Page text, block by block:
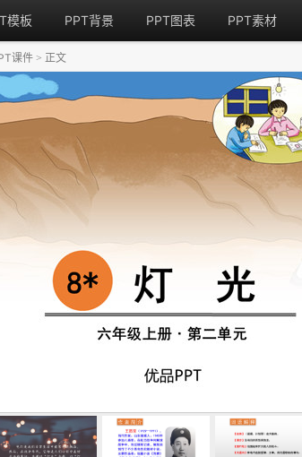
模板 PPT背景 PPT图表 PPT素材
课件 > 正文